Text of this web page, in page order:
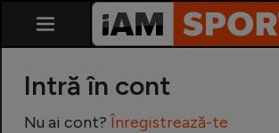
Intră în cont
Nu ai cont? Înregistrează-te